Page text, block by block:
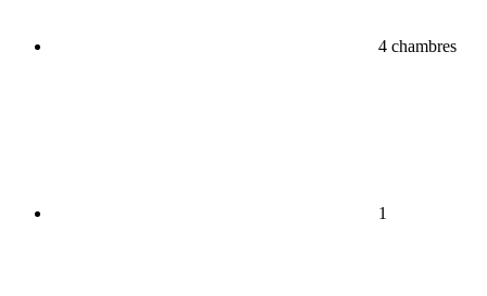
4 chambres
1